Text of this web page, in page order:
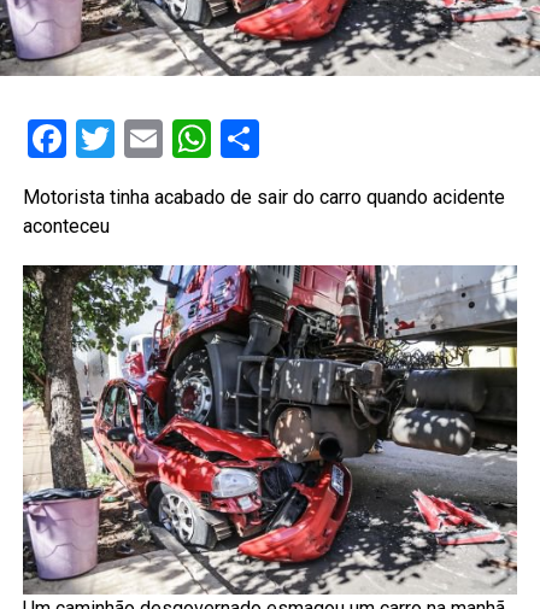
Facebook
Twitter
EmailWhatsApp
Share
Motorista tinha acabado de sair do carro quando acidente
aconteceu